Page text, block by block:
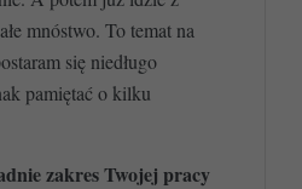
mnóstwo. To temat na
się niedługo
pamiętać o kilku
zakres Twojej pracy